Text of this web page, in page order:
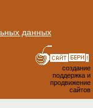
данных
создание
поддержка и
продвижение
сайтов